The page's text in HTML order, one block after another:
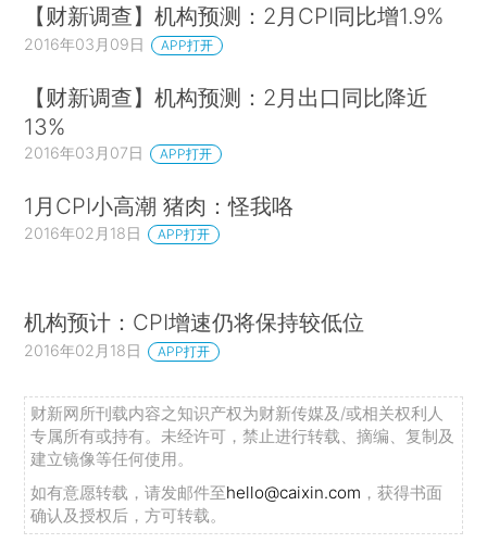
【财新调查】机构预测：2月CPI同比增1.9%
2016年03月09日 APP打开
【财新调查】机构预测：2月出口同比降近
13%
2016年03月07日 APP打开
1月CPI小高潮 猪肉：怪我咯
2016年02月18日 APP打开
机构预计：CPI增速仍将保持较低位
2016年02月18日 APP打开
财新网所刊载内容之知识产权为财新传媒及/或相关权利人
专属所有或持有。未经许可，禁止进行转载、摘编、复制及
建立镜像等任何使用。
如有意愿转载，请发邮件至hello@caixin.com ，获得书面
确认及授权后，方可转载。